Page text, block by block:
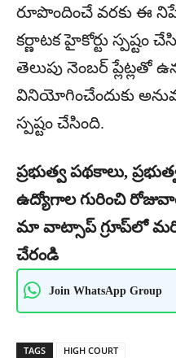
రూపొందించే వరకు ఈ
కర్ణాటక హైకోర్టు
తెలుపు నెంబర్ ప్లేట్లతో
వినియోగించేందుకు
స్పష్టం చేసింది.
ప్రభుత్వ పథకాలు,
ఉద్యోగాల గురించి
మా వాట్సాప్ గ్రూప్‌లో
చేరండి
Join WhatsApp Group
TAGS HIGH COURT